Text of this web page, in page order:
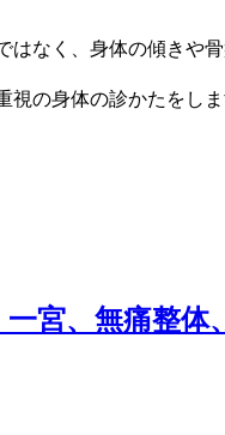
なく、身体の傾きや
の身体の診かたをし
宮、無痛整体